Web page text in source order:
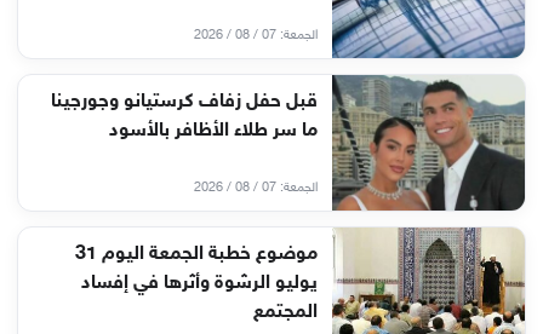
الجمعة: 07 / 08 / 2026
قبل حفل زفاف كرستيانو وجورجينا
ما سر طلاء الأظافر بالأسود
الجمعة: 07 / 08 / 2026
موضوع خطبة الجمعة اليوم 31
يوليو الرشوة وأثرها في إفساد
المجتمع